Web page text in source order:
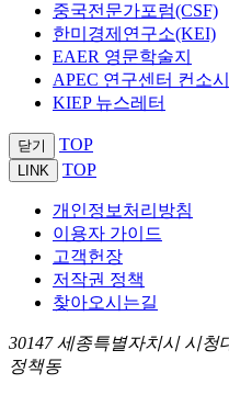
중국전문가포럼(CSF)
한미경제연구소(KEI)
EAER 영문학술지
APEC 연구센터 컨소
KIEP 뉴스레터
닫기 TOP
LINK TOP
개인정보처리방침
이용자 가이드
고객헌장
저작권 정책
찾아오시는길
30147 세종특별자치시 시청
정책동